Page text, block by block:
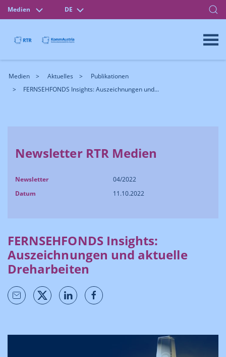
Medien DE
Medien Aktuelles
Publikationen
FERNSEHFONDS Insights: Auszeichnungen und...
Newsletter RTR Medien
Newsletter
04/2022
Datum
11.10.2022
FERNSEHFONDS Insights:
Auszeichnungen und aktuelle
Dreharbeiten